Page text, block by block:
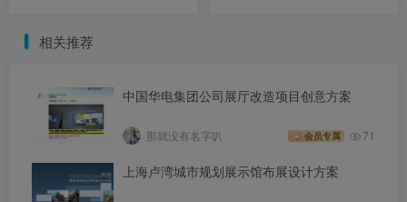
相关推荐
中国华电集团公司展厅改造项目创意方案
那就没有名字叭 会员专属 71
上海卢湾城市规划展示馆布展设计方案